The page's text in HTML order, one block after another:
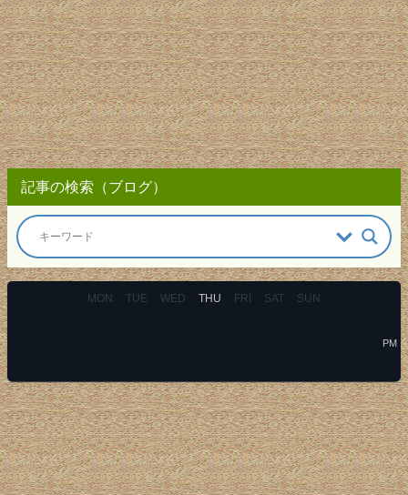
記事の検索（ブログ）
MON TUE WED THU FRI SAT SUN
PM